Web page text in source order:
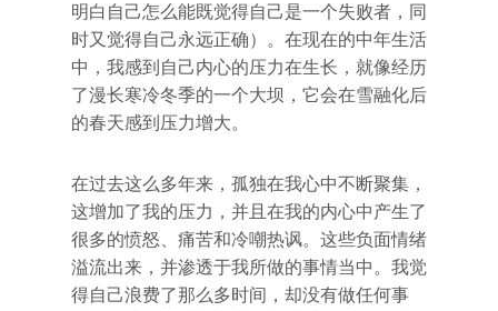
明白自己怎么能既觉得自己是一个失败者，同
时又觉得自己永远正确）。在现在的中年生活
中，我感到自己内心的压力在生长，就像经历
了漫长寒冷冬季的一个大坝，它会在雪融化后
的春天感到压力增大。
在过去这么多年来，孤独在我心中不断聚集，
这增加了我的压力，并且在我的内心中产生了
很多的愤怒、痛苦和冷嘲热讽。这些负面情绪
溢流出来，并渗透于我所做的事情当中。我觉
得自己浪费了那么多时间，却没有做任何事